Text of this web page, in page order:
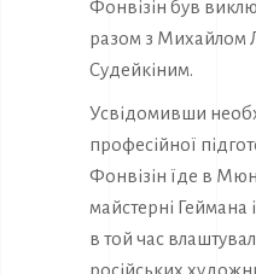
Фонвізін був
разом з Михайлом
Судейкіним.
Усвідомивши
професійної
Фонвізін їде в
майстерні
в той час
російських